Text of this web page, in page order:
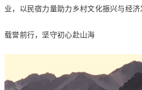
业，以民宿力量助力乡村文化振兴与经济
载誉前行，坚守初心赴山海